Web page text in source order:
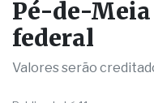
de hoje, 25,
Pé-de-Meia
federal